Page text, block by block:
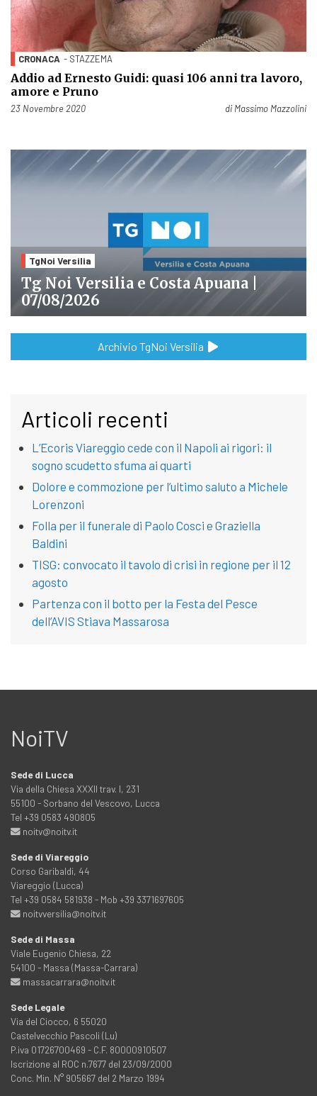
CRONACA - STAZZEMA
Addio ad Ernesto Guidi: quasi 106 anni tra lavoro,
amore e Pruno
Pubblicato il
23 Novembre 2020 di Massimo Mazzolini
TgNoi Versilia
Tg Noi Versilia e Costa Apuana |
07/08/2026
Archivio TgNoi Versilia
Articoli recenti
L’Ecoris Viareggio cede con il Napoli ai rigori: il
sogno scudetto sfuma ai quarti
Dolore e commozione per l’ultimo saluto a Michele
Lorenzoni
Folla per il funerale di Paolo Cosci e Graziella
Baldini
TISG: convocato il tavolo di crisi in regione per il 12
agosto
Partenza con il botto per la Festa del Pesce
dell’AVIS Stiava Massarosa
NoiTV
Sede di Lucca
Via della Chiesa XXXII trav. I, 231
55100 - Sorbano del Vescovo, Lucca
Tel +39 0583 490805
noitv@noitv.it
Sede di Viareggio
Corso Garibaldi, 44
Viareggio (Lucca)
Tel +39 0584 581938 - Mob +39 3371697605
noitvversilia@noitv.it
Sede di Massa
Viale Eugenio Chiesa, 22
54100 - Massa (Massa-Carrara)
massacarrara@noitv.it
Sede Legale
Via del Ciocco, 6 55020
Castelvecchio Pascoli (Lu)
P.iva 01726700469 - C.F. 80000910507
Iscrizione al ROC n.7677 del 23/09/2000
Conc. Min. N° 905667 del 2 Marzo 1994